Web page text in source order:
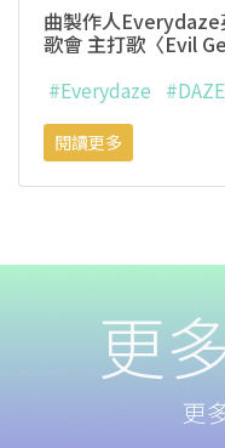
曲製作人Everydaze
歌會 主打歌〈Evil
#Everydaze #DAZE
閱讀更多
更
更